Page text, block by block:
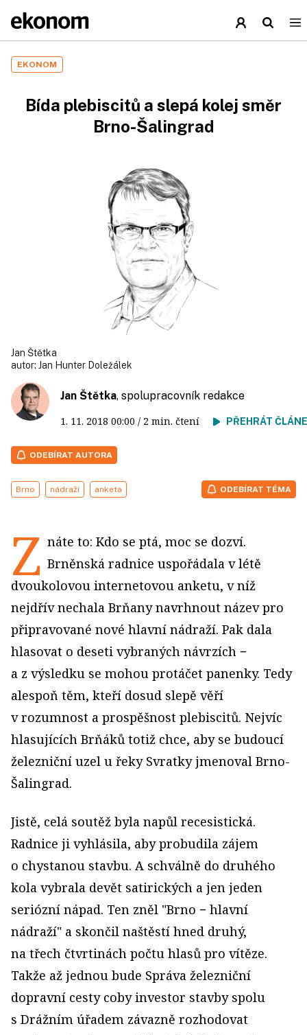
EKONOM
Bída plebiscitů a slepá kolej směr
Brno-Šalingrad
Jan Štětka
autor: Jan Hunter Doležálek
Jan Štětka, spolupracovník redakce
1. 11. 2018 00:00 / 2 min. čtení PŘEHRÁT
ODEBÍRAT AUTORA
Brno nádraží anketa ODEBÍRAT TÉMA
Z náte to: Kdo se ptá, moc se dozví.
Brněnská radnice uspořádala v létě
dvoukolovou internetovou anketu, v níž
nejdřív nechala Brňany navrhnout název pro
připravované nové hlavní nádraží. Pak dala
hlasovat o deseti vybraných návrzích −
a z výsledku se mohou protáčet panenky. Tedy
alespoň těm, kteří dosud slepě věří
v rozumnost a prospěšnost plebiscitů. Nejvíc
hlasujících Brňáků totiž chce, aby se budoucí
železniční uzel u řeky Svratky jmenoval Brno-
Šalingrad.
Jistě, celá soutěž byla napůl recesistická.
Radnice ji vyhlásila, aby probudila zájem
o chystanou stavbu. A schválně do druhého
kola vybrala devět satirických a jen jeden
seriózní nápad. Ten zněl "Brno − hlavní
nádraží" a skončil naštěstí hned druhý,
na třech čtvrtinách počtu hlasů pro vítěze.
Takže až jednou bude Správa železniční
dopravní cesty coby investor stavby spolu
s Drážním úřadem závazně rozhodovat